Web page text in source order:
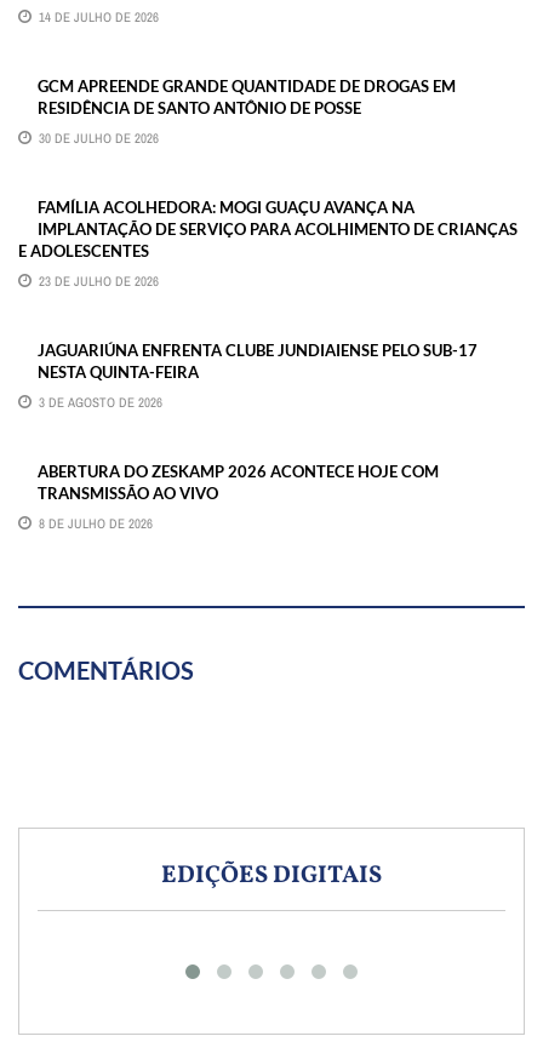
14 DE JULHO DE 2026
GCM APREENDE GRANDE QUANTIDADE DE DROGAS EM
RESIDÊNCIA DE SANTO ANTÔNIO DE POSSE
30 DE JULHO DE 2026
FAMÍLIA ACOLHEDORA: MOGI GUAÇU AVANÇA NA
IMPLANTAÇÃO DE SERVIÇO PARA ACOLHIMENTO DE CRIANÇAS
E ADOLESCENTES
23 DE JULHO DE 2026
JAGUARIÚNA ENFRENTA CLUBE JUNDIAIENSE PELO SUB-17
NESTA QUINTA-FEIRA
3 DE AGOSTO DE 2026
ABERTURA DO ZESKAMP 2026 ACONTECE HOJE COM
TRANSMISSÃO AO VIVO
8 DE JULHO DE 2026
COMENTÁRIOS
EDIÇÕES DIGITAIS